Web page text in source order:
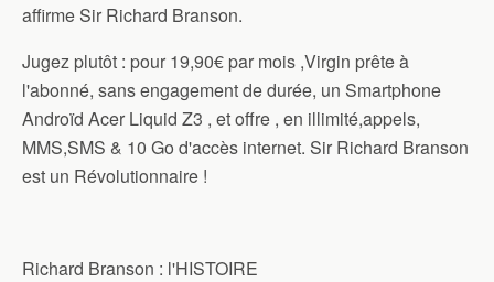
affirme Sir Richard Branson.
Jugez plutôt : pour 19,90€ par mois ,Virgin prête à
l'abonné, sans engagement de durée, un Smartphone
Androïd Acer Liquid Z3 , et offre , en illimité,appels,
MMS,SMS & 10 Go d'accès internet. Sir Richard Branson
est un Révolutionnaire !
Richard Branson : l'HISTOIRE